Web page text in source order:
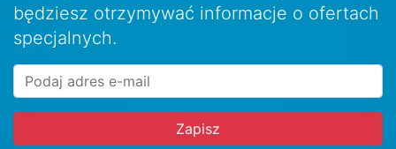
będziesz otrzymywać informacje o ofertach
specjalnych.